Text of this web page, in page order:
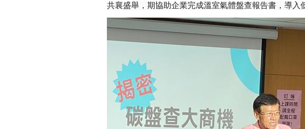
共襄盛舉，期協助企業完成溫室氣體盤查報告書，導入